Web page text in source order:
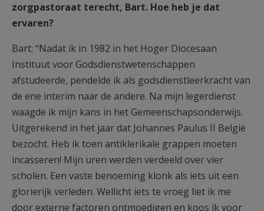
zorgpastoraat terecht, Bart. Hoe heb je dat
ervaren?
Bart: “Nadat ik in 1982 in het Hoger Diocesaan
Instituut voor Godsdienstwetenschappen
afstudeerde, pendelde ik als godsdienstleerkracht van
de ene interim naar de andere. Na mijn legerdienst
waagde ik mijn kans in het Gemeenschapsonderwijs.
Uitgerekend in het jaar dat Johannes Paulus II België
bezocht. Heb ik toen antiklerikale grappen moeten
incasseren! Mijn uren werden verdeeld over vier
scholen. Een vaste benoeming klonk als iets uit een
glorierijk verleden. Wellicht iets te vroeg liet ik me
door externe factoren ontmoedigen en koos ik voor